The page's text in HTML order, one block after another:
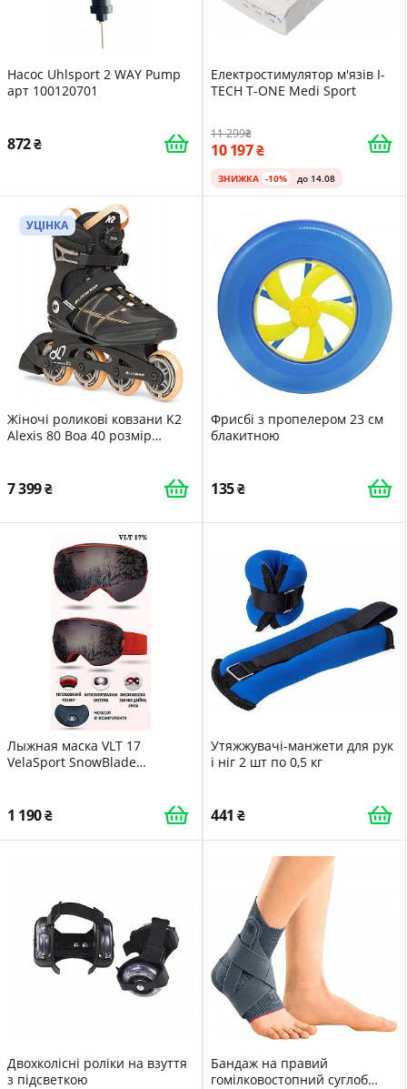
Насос Uhlsport 2 WAY Pump
арт 100120701
872
Електростимулятор м'язів I-
TECH T-ONE Medi Sport
11 299
10 197
ЗНИЖКА -10% до 14.08
УЦІНКА
Жіночі роликові ковзани K2
Alexis 80 Boa 40 розмір
7 399
Фрисбі з пропелером 23 см
блакитною
135
Лыжная маска VLT 17
VelaSport SnowBlade
линзами AntiFog Зеркальная
1 190
Утяжжувачі-манжети для рук
і ніг 2 шт по 0,5 кг
441
Двохколісні роліки на взуття
з підсветкою
Бандаж на правий
гомілковостопний суглоб